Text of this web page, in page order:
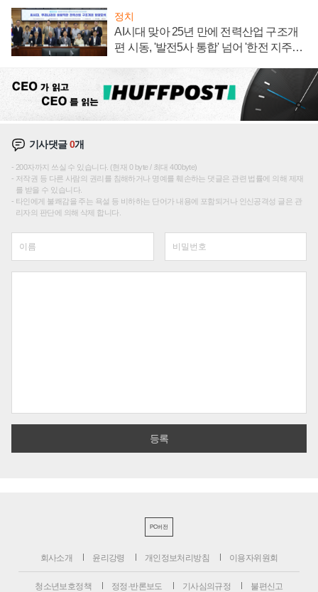
정치
AI시대 맞아 25년 만에 전력산업 구조개
편 시동, '발전5사 통합' 넘어 '한전 지주사'
기사댓글0개
200자까지 쓰실 수 있습니다. (현재 0 byte / 최대 400byte)
저작권 등 다른 사람의 권리를 침해하거나 명예를 훼손하는 댓글은 관련 법률에 의해 제재
를 받을 수 있습니다.
타인에게 불쾌감을 주는 욕설 등 비하하는 단어가 내용에 포함되거나 인신공격성 글은 관
리자의 판단에 의해 삭제 합니다.
PC버전
회사소개 윤리강령 개인정보처리방침 이용자위원회
청소년보호정책 정정·반론보도 기사심의규정 불편신고